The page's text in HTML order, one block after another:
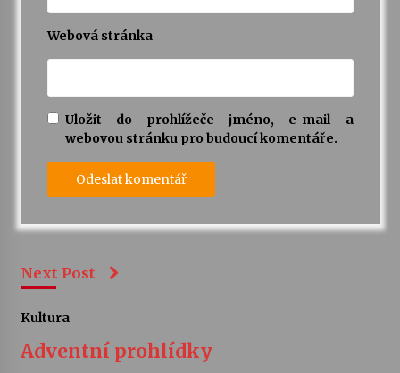
Webová stránka
Uložit do prohlížeče jméno, e-mail a
webovou stránku pro budoucí komentáře.
Next Post
Kultura
Adventní prohlídky